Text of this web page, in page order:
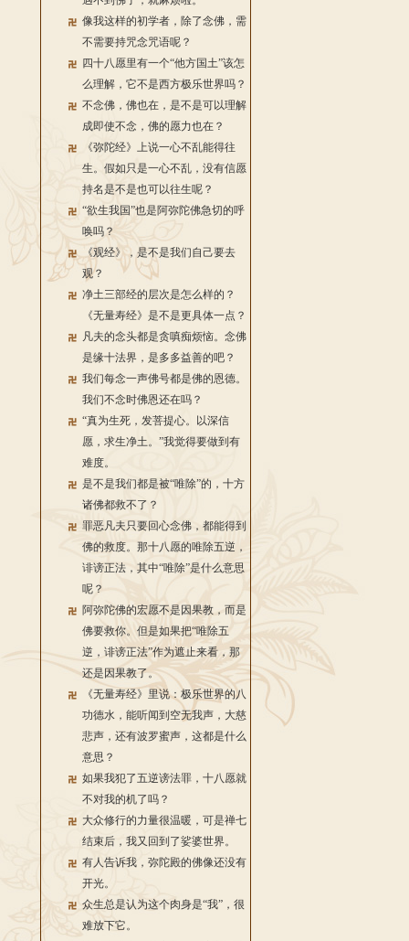
像我这样的初学者，除了念佛，需
不需要持咒念咒语呢？
四十八愿里有一个“他方国土”该怎
么理解，它不是西方极乐世界吗？
不念佛，佛也在，是不是可以理解
成即使不念，佛的愿力也在？
《弥陀经》上说一心不乱能得往
生。假如只是一心不乱，没有信愿
持名是不是也可以往生呢？
“欲生我国”也是阿弥陀佛急切的呼
唤吗？
《观经》，是不是我们自己要去
观？
净土三部经的层次是怎么样的？
《无量寿经》是不是更具体一点？
凡夫的念头都是贪嗔痴烦恼。念佛
是缘十法界，是多多益善的吧？
我们每念一声佛号都是佛的恩德。
我们不念时佛恩还在吗？
“真为生死，发菩提心。以深信
愿，求生净土。”我觉得要做到有
难度。
是不是我们都是被“唯除”的，十方
诸佛都救不了？
罪恶凡夫只要回心念佛，都能得到
佛的救度。那十八愿的唯除五逆，
诽谤正法，其中“唯除”是什么意思
呢？
阿弥陀佛的宏愿不是因果教，而是
佛要救你。但是如果把“唯除五
逆，诽谤正法”作为遮止来看，那
还是因果教了。
《无量寿经》里说：极乐世界的八
功德水，能听闻到空无我声，大慈
悲声，还有波罗蜜声，这都是什么
意思？
如果我犯了五逆谤法罪，十八愿就
不对我的机了吗？
大众修行的力量很温暖，可是禅七
结束后，我又回到了娑婆世界。
有人告诉我，弥陀殿的佛像还没有
开光。
众生总是认为这个肉身是“我”，很
难放下它。